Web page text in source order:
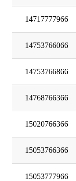
14717777966
14753766066
14753766866
14768766366
15020766366
15053766366
15053777966